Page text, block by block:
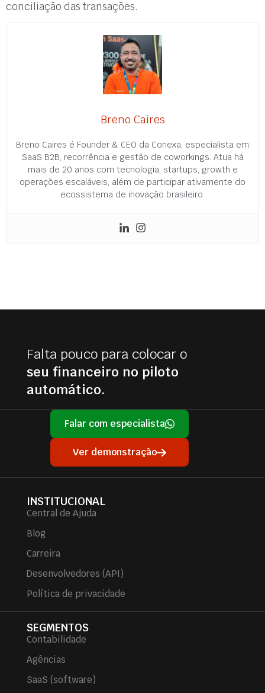
conciliação das transações.
Breno Caires
Breno Caires é Founder & CEO da Conexa, especialista em
SaaS B2B, recorrência e gestão de coworkings. Atua há
mais de 20 anos com tecnologia, startups, growth e
operações escaláveis, além de participar ativamente do
ecossistema de inovação brasileiro.
Falta pouco para colocar o
seu financeiro no piloto
automático.
Falar com especialista
Ver demonstração
INSTITUCIONAL
Central de Ajuda
Blog
Carreira
Desenvolvedores (API)
Política de privacidade
SEGMENTOS
Contabilidade
Agências
SaaS (software)